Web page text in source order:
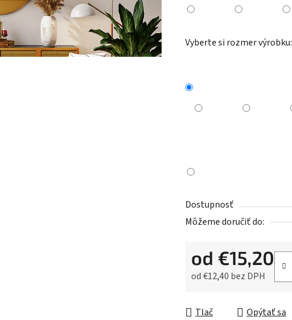
Vyberte si rozmer výrobku:
Dostupnosť
Môžeme doručiť do:
od €15,20
od€12,40 bez DPH
Tlač Opýtať sa